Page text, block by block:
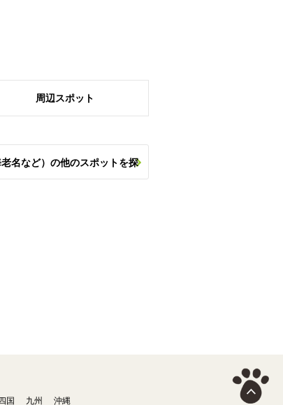
周辺スポット
名など）の他のスポットを探
四国 九州 沖縄